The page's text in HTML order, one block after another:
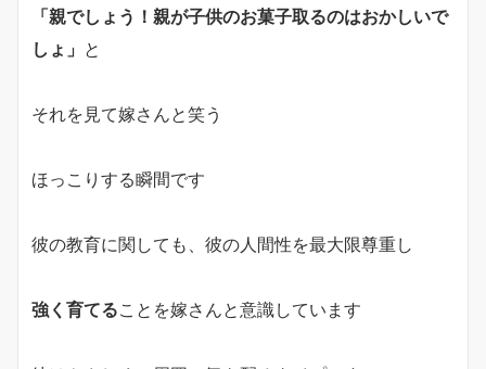
「親でしょう！親が子供のお菓子取るのはおかしいで
しょ」 と
それを見て嫁さんと笑う
ほっこりする瞬間です
彼の教育に関しても、彼の人間性を最大限尊重し
強く育てることを嫁さんと意識しています